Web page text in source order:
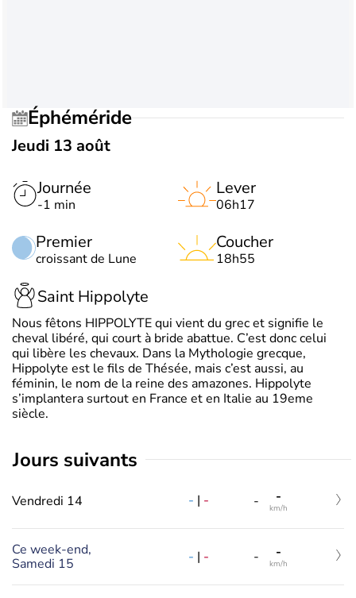
Éphéméride
Jeudi 13 août
Journée
-1 min
Premier
croissant de Lune
Lever
06h17
Coucher
18h55
Saint Hippolyte
Nous fêtons HIPPOLYTE qui vient du grec et signifie le
cheval libéré, qui court à bride abattue. C’est donc celui
qui libère les chevaux. Dans la Mythologie grecque,
Hippolyte est le fils de Thésée, mais c’est aussi, au
féminin, le nom de la reine des amazones. Hippolyte
s’implantera surtout en France et en Italie au 19eme
siècle.
jours suivants
Vendredi 14 - | - - -
km/h
Ce week-end,
Samedi 15
- | - - -
km/h